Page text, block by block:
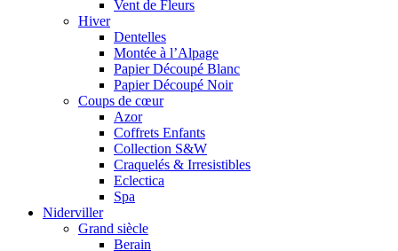
Vent de Fleurs
Hiver
Dentelles
Montée à l’Alpage
Papier Découpé Blanc
Papier Découpé Noir
Coups de cœur
Azor
Coffrets Enfants
Collection S&W
Craquelés & Irresistibles
Eclectica
Spa
Niderviller
Grand siècle
Berain